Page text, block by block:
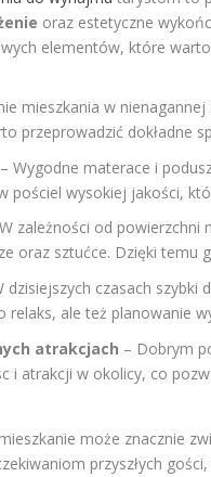
oraz estetyczne
elementów, które
mieszkania w
przeprowadzić dokładne
– Wygodne materace i
pościel wysokiej jakości,
zależności od
oraz sztućce. Dzięki temu
dzisiejszych czasach
ale też planowanie
atrakcjach – Dobrym
i atrakcji w okolicy, co
może znacznie
przyszłych